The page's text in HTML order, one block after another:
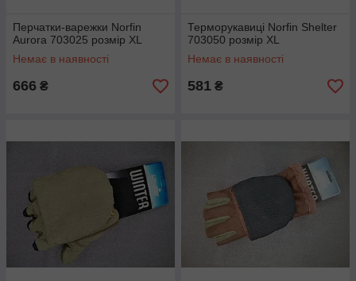
Перчатки-варежки Norfin
Aurora 703025 розмір XL
Немає в наявності
666 ₴
Терморукавиці Norfin Shelter
703050 розмір XL
Немає в наявності
581 ₴